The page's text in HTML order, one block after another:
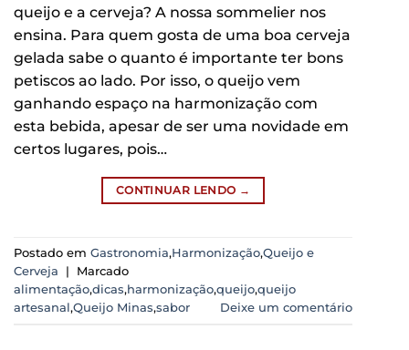
queijo e a cerveja? A nossa sommelier nos
ensina. Para quem gosta de uma boa cerveja
gelada sabe o quanto é importante ter bons
petiscos ao lado. Por isso, o queijo vem
ganhando espaço na harmonização com
esta bebida, apesar de ser uma novidade em
certos lugares, pois…
CONTINUAR LENDO →
Postado em Gastronomia,Harmonização,Queijo e
Cerveja
|
Marcado
alimentação,dicas,harmonização,queijo,queijo
artesanal,Queijo Minas,sabor Deixe um comentário